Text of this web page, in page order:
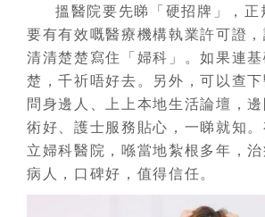
搵醫院要先睇「硬招牌」，正
要有有效嘅醫療機構執業許可證
清清楚楚寫住「婦科」。如果連
楚，千祈唔好去。另外，可以查
問身邊人、上上本地生活論壇，
術好、護士服務貼心，一睇就知
立婦科醫院，喺當地紮根多年，
病人，口碑好，值得信任。